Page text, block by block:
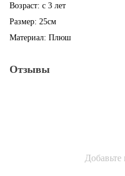
Возраст: с 3 лет
Размер: 25см
Материал: Плюш
Отзывы